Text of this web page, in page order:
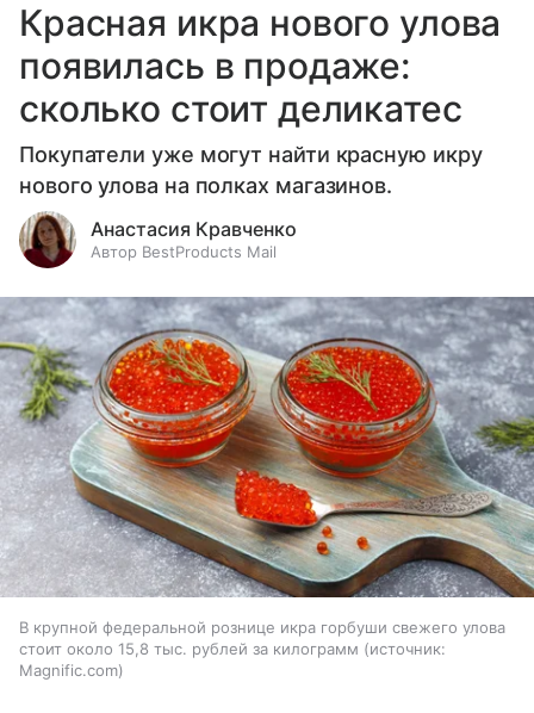
Красная икра нового улова
появилась в продаже:
сколько стоит деликатес
Покупатели уже могут найти красную икру
нового улова на полках магазинов.
Анастасия Кравченко
Автор BestProducts Mail
В крупной федеральной рознице икра горбуши свежего улова
стоит около 15,8 тыс. рублей за килограмм
источник:
Magnific.com